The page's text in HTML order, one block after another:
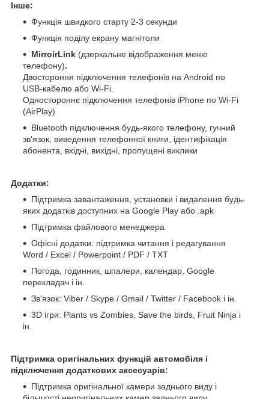
Інше:
Функція швидкого старту 2-3 секунди
Функція поділу екрану магнітоли
MirroirLink (дзеркальне відображення меню
телефону).
Двостороння підключення телефонів на Android по
USB-кабелю або Wi-Fi.
Одностороннє підключення телефонів iPhone по Wi-Fi
(AirPlay)
Bluetooth підключення будь-якого телефону, гучний
зв'язок, виведення телефонної книги, ідентифікація
абонента, вхідні, вихідні, пропущені виклики
Додатки:
Підтримка завантаження, установки і видалення будь-
яких додатків доступних на Google Play або .apk
Підтримка файлового менеджера
Офісні додатки: підтримка читання і редагування
Word / Excel / Powerpoint / PDF / TXT
Погода, годинник, шпалери, календар, Google
перекладач і ін.
Зв'язок: Viber / Skype / Gmail / Twitter / Facebook і ін.
3D ігри: Plants vs Zombies, Save the birds, Fruit Ninja і
ін.
Підтримка оригінальних функцій автомобіля і
підключення додаткових аксесуарів:
Підтримка оригінальної камери заднього виду і